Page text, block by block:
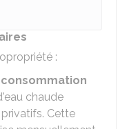
:
chaude
Cette